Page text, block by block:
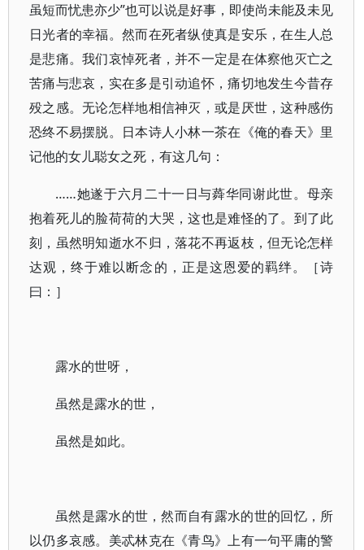
虽短而忧患亦少”也可以说是好事，即使尚未能及未见
日光者的幸福。然而在死者纵使真是安乐，在生人总
是悲痛。我们哀悼死者，并不一定是在体察他灭亡之
苦痛与悲哀，实在多是引动追怀，痛切地发生今昔存
殁之感。无论怎样地相信神灭，或是厌世，这种感伤
恐终不易摆脱。日本诗人小林一茶在《俺的春天》里
记他的女儿聪女之死，有这几句：
……她遂于六月二十一日与蕣华同谢此世。母亲
抱着死儿的脸荷荷的大哭，这也是难怪的了。到了此
刻，虽然明知逝水不归，落花不再返枝，但无论怎样
达观，终于难以断念的，正是这恩爱的羁绊。［诗
曰：］
露水的世呀，
虽然是露水的世，
虽然是如此。
虽然是露水的世，然而自有露水的世的回忆，所
以仍多哀感。美忒林克在《青鸟》上有一句平庸的警